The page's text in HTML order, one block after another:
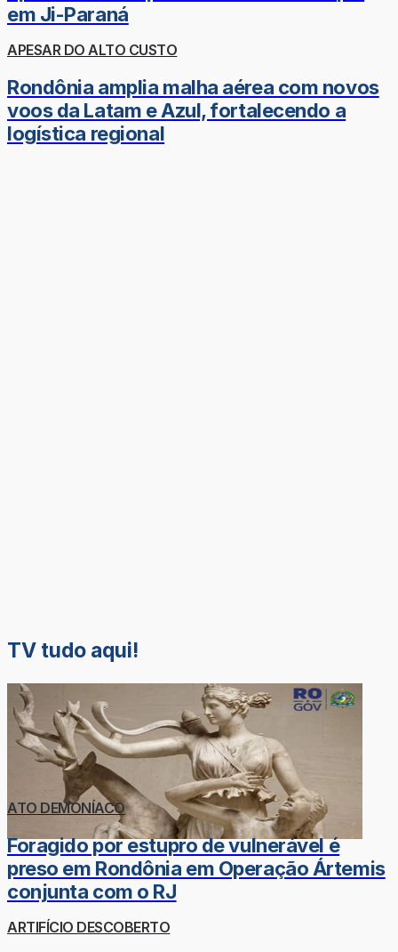
em Ji-Paraná
APESAR DO ALTO CUSTO
Rondônia amplia malha aérea com novos
voos da Latam e Azul, fortalecendo a
logística regional
TV tudo aqui!
ATO DEMONÍACO
Foragido por estupro de vulnerável é
preso em Rondônia em Operação Ártemis
conjunta com o RJ
ARTIFÍCIO DESCOBERTO